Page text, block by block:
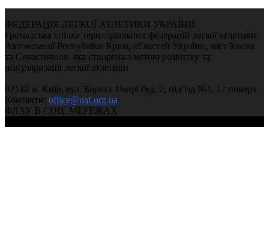
ФЕДЕРАЦІЯ ЛЕГКОЇ АТЛЕТИКИ УКРАЇНИ
Громадська спілка територіальних федерацій легкої атлетики
Автономної Республіки Крим, областей України, міст Києва
та Севастополя, яка створена з метою розвитку та
популяризації легкої атлетики
02140 м. Київ, вул. Бориса Гмирі буд. 2, під’їзд №1, 17 поверх
Контакти: office@uaf.org.ua
ФЛАУ В СОЦ. МЕРЕЖАХ